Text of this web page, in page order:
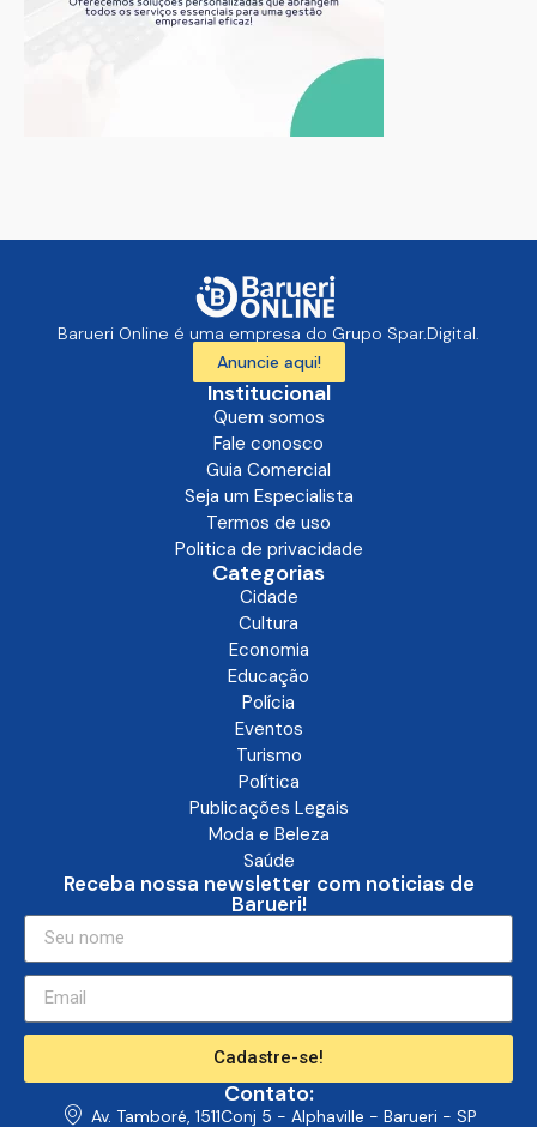
Barueri Online é uma empresa do Grupo Spar.Digital.
Anuncie aqui!
Institucional
Quem somos
Fale conosco
Guia Comercial
Seja um Especialista
Termos de uso
Politica de privacidade
Categorias
Cidade
Cultura
Economia
Educação
Polícia
Eventos
Turismo
Política
Publicações Legais
Moda e Beleza
Saúde
Receba nossa newsletter com noticias de
Barueri!
Cadastre-se!
Contato:
Av. Tamboré, 1511Conj 5 - Alphaville - Barueri - SP